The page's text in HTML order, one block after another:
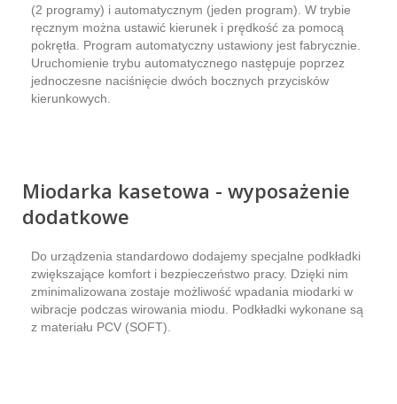
(2 programy) i automatycznym (jeden program). W trybie
ręcznym można ustawić kierunek i prędkość za pomocą
pokrętła. Program automatyczny ustawiony jest fabrycznie.
Uruchomienie trybu automatycznego następuje poprzez
jednoczesne naciśnięcie dwóch bocznych przycisków
kierunkowych.
Miodarka kasetowa - wyposażenie
dodatkowe
Do urządzenia standardowo dodajemy specjalne podkładki
zwiększające komfort i bezpieczeństwo pracy. Dzięki nim
zminimalizowana zostaje możliwość wpadania miodarki w
wibracje podczas wirowania miodu. Podkładki wykonane są
z materiału PCV (SOFT).